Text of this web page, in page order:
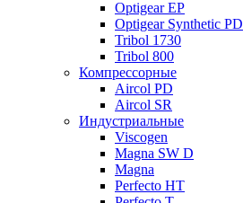
Optigear EP
Optigear Synthetic PD
Tribol 1730
Tribol 800
Компрессорные
Aircol PD
Aircol SR
Индустриальные
Viscogen
Magna SW D
Magna
Perfecto HT